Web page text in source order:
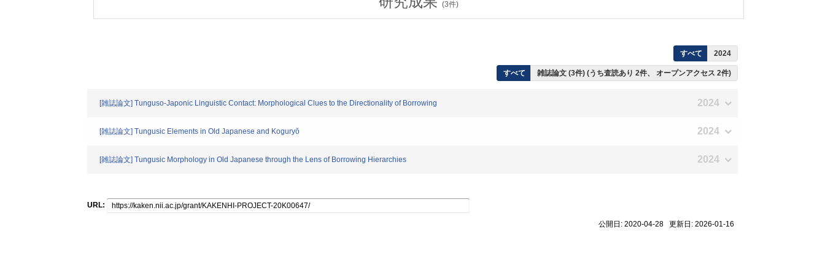
(3件)
すべて 2024
すべて 雑誌論文 (3件) (うち査読あり 2件、 オープンアクセス 2件)
[雑誌論文] Tunguso-Japonic Linguistic Contact: Morphological Clues to the Directionality of Borrowing 2024
[雑誌論文] Tungusic Elements in Old Japanese and Koguryŏ 2024
[雑誌論文] Tungusic Morphology in Old Japanese through the Lens of Borrowing Hierarchies 2024
URL:
公開日: 2020-04-28 更新日: 2026-01-16